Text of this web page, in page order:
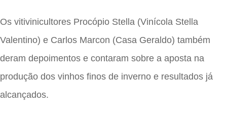
Os vitivinicultores Procópio Stella (Vinícola Stella
Valentino) e Carlos Marcon (Casa Geraldo) também
deram depoimentos e contaram sobre a aposta na
produção dos vinhos finos de inverno e resultados já
alcançados.